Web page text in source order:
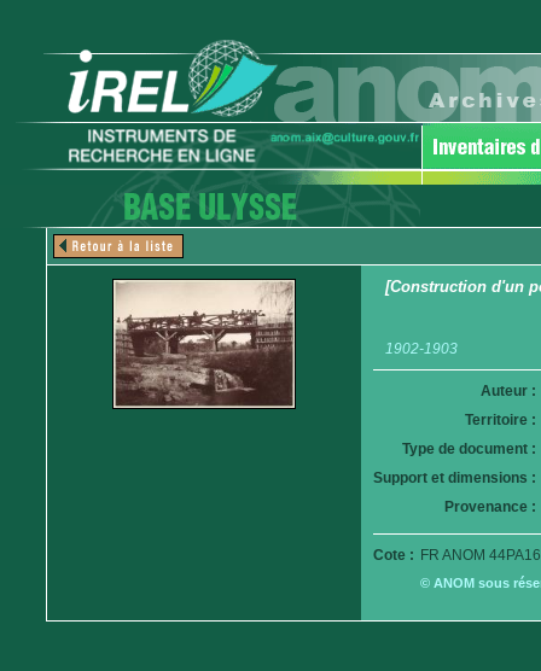
[Construction d'un
1902-1903
Auteur :
Territoire :
Type de document :
Support et dimensions :
Provenance :
Cote : FR ANOM
© ANOM sous